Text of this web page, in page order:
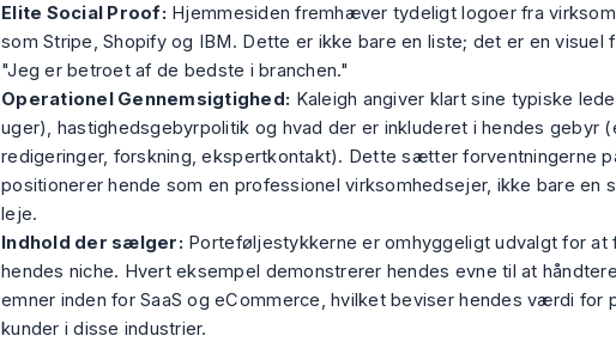
Elite Social Proof: Hjemmesiden fremhæver tydeligt logoer fra
som Stripe, Shopify og IBM. Dette er ikke bare en liste; det er en visuel
"Jeg er betroet af de bedste i branchen."
Operationel Gennemsigtighed: Kaleigh angiver klart sine typiske
uger), hastighedsgebyrpolitik og hvad der er inkluderet i hendes gebyr
redigeringer, forskning, ekspertkontakt). Dette sætter forventningerne
positionerer hende som en professionel virksomhedsejer, ikke bare en
leje.
Indhold der sælger: Porteføljestykkerne er omhyggeligt udvalgt for
hendes niche. Hvert eksempel demonstrerer hendes evne til at
emner inden for SaaS og eCommerce, hvilket beviser hendes værdi for
kunder i disse industrier.